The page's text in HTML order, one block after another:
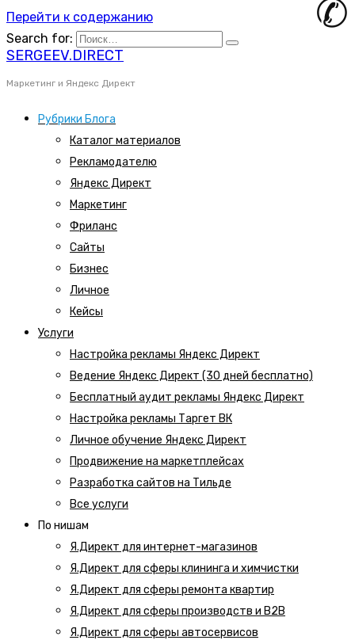
Перейти к содержанию
Search for:
SERGEEV.DIRECT
Маркетинг и Яндекс Директ
Рубрики Блога
Каталог материалов
Рекламодателю
Яндекс Директ
Маркетинг
Фриланс
Сайты
Бизнес
Личное
Кейсы
Услуги
Настройка рекламы Яндекс Директ
Ведение Яндекс Директ (30 дней бесплатно)
Бесплатный аудит рекламы Яндекс Директ
Настройка рекламы Таргет ВК
Личное обучение Яндекс Директ
Продвижение на маркетплейсах
Разработка сайтов на Тильде
Все услуги
По нишам
Я.Директ для интернет-магазинов
Я.Директ для сферы клининга и химчистки
Я.Директ для сферы ремонта квартир
Я.Директ для сферы производств и B2B
Я.Директ для сферы автосервисов